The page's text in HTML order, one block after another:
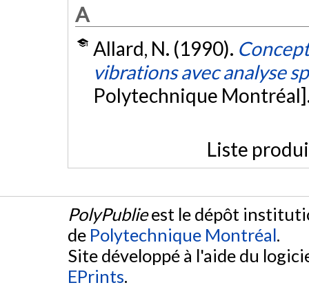
A
Allard, N. (1990).
vibrations avec analyse
Polytechnique
Liste
PolyPublieest le dépôt
de Polytechnique Montréal.
Site développé à l'aide du
EPrints.